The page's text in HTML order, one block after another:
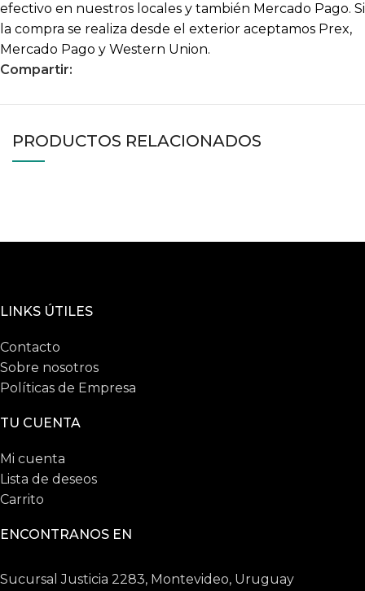
efectivo en nuestros locales y también Mercado Pago. Si
la compra se realiza desde el exterior aceptamos Prex,
Mercado Pago y Western Union.
Compartir:
PRODUCTOS RELACIONADOS
LINKS ÚTILES
Contacto
Sobre nosotros
Políticas de Empresa
TU CUENTA
Mi cuenta
Lista de deseos
Carrito
ENCONTRANOS EN
Sucursal Justicia 2283, Montevideo, Uruguay